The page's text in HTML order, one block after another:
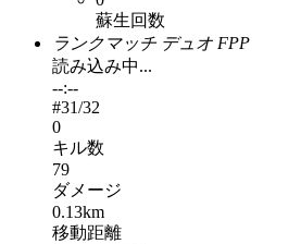
蘇生回数
ランクマッチ デュオ FPP
読み込み中...
--:--
#31/32
0
キル数
79
ダメージ
0.13km
移動距離